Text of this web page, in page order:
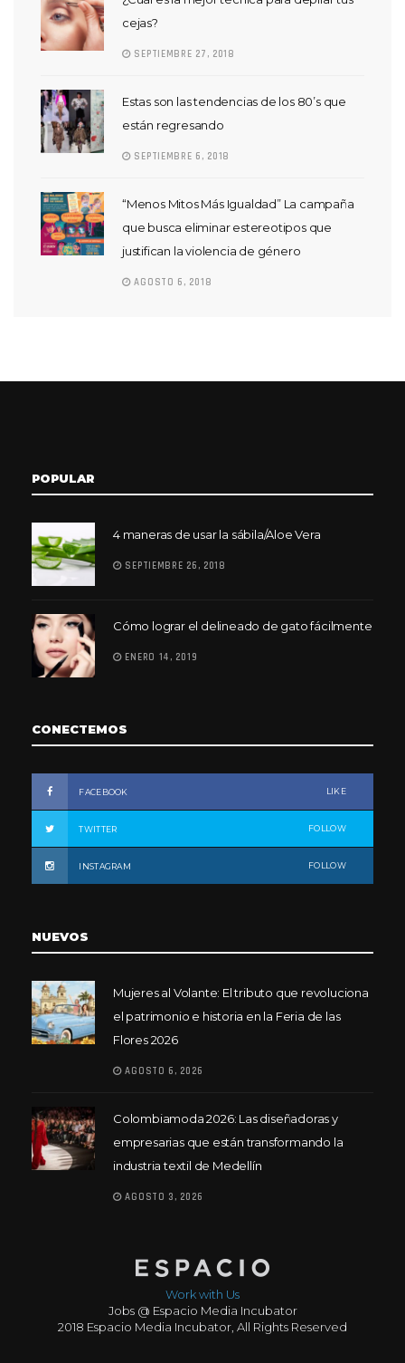
cejas?
SEPTIEMBRE 27, 2018
Estas son las tendencias de los 80’s que
están regresando
SEPTIEMBRE 6, 2018
“Menos Mitos Más Igualdad” La campaña
que busca eliminar estereotipos que
justifican la violencia de género
AGOSTO 6, 2018
POPULAR
4 maneras de usar la sábila/Aloe Vera
SEPTIEMBRE 26, 2018
Cómo lograr el delineado de gato fácilmente
ENERO 14, 2019
CONECTEMOS
FACEBOOK LIKE
TWITTER FOLLOW
INSTAGRAM FOLLOW
NUEVOS
Mujeres al Volante: El tributo que revoluciona
el patrimonio e historia en la Feria de las
Flores 2026
AGOSTO 6, 2026
Colombiamoda 2026: Las diseñadoras y
empresarias que están transformando la
industria textil de Medellín
AGOSTO 3, 2026
Work with Us
Jobs @ Espacio Media Incubator
2018 Espacio Media Incubator, All Rights Reserved